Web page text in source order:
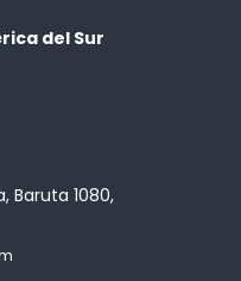
Baruta 1080,
del Sur